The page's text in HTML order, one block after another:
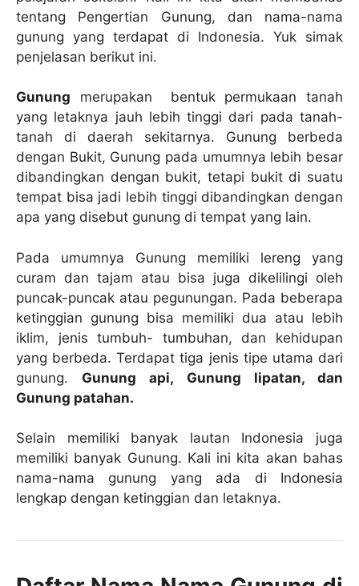
tentang Pengertian Gunung, dan nama-nama
gunung yang terdapat di Indonesia. Yuk simak
penjelasan berikut ini.
Gunung merupakan bentuk permukaan tanah
yang letaknya jauh lebih tinggi dari pada tanah-
tanah di daerah sekitarnya. Gunung berbeda
dengan Bukit, Gunung pada umumnya lebih besar
dibandingkan dengan bukit, tetapi bukit di suatu
tempat bisa jadi lebih tinggi dibandingkan dengan
apa yang disebut gunung di tempat yang lain.
Pada umumnya Gunung memiliki lereng yang
curam dan tajam atau bisa juga dikelilingi oleh
puncak-puncak atau pegunungan. Pada beberapa
ketinggian gunung bisa memiliki dua atau lebih
iklim, jenis tumbuh- tumbuhan, dan kehidupan
yang berbeda. Terdapat tiga jenis tipe utama dari
gunung. Gunung api, Gunung lipatan, dan
Gunung patahan.
Selain memiliki banyak lautan Indonesia juga
memiliki banyak Gunung. Kali ini kita akan bahas
nama-nama gunung yang ada di Indonesia
lengkap dengan ketinggian dan letaknya.